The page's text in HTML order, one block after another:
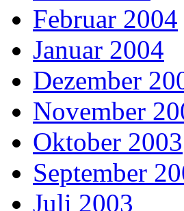
Februar 2004
Januar 2004
Dezember
November
Oktober 2003
September
Juli 2003